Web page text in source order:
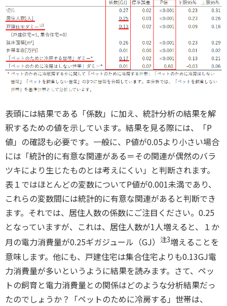
表頭には結果である「係数」に加え、統計分析の結果を解
釈するための値を示しています。結果を見る際には、「P
値」の確認も必要です。一般に、P値が0.05より小さい場合
には「統計的に有意な関連がある＝その関連が偶然のバラ
ツキにより生じたものとは考えにくい」と判断されます。
表１ではほとんどの変数についてP値が0.001未満であり、
これらの変数間には統計的に有意な関連があると判断でき
ます。それでは、居住人数の係数にご注目ください。0.25
となっていますが、これは、居住人数が1人増えると、１か
月の電力消費量が0.25ギガジュール（GJ）
注3増えることを
意味します。他にも、戸建住宅は集合住宅よりも0.13GJ電
力消費量が多いというように結果を読みます。さて、ペッ
トの飼育と電力消費量との関係はどのような分析結果だっ
たのでしょうか？「ペットのために冷房する」世帯は、